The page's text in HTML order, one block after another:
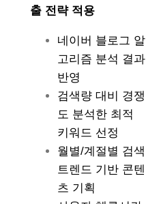
출 전략 적용
네이버 블로그 알
고리즘 분석 결과
반영
검색량 대비 경쟁
도 분석한 최적
키워드 선정
월별/계절별 검색
트렌드 기반 콘텐
츠 기획